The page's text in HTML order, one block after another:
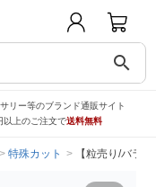
search
リー等のブランド通販サイト
以上のご注文で送料無料
特殊カット 【粒売り/バラ